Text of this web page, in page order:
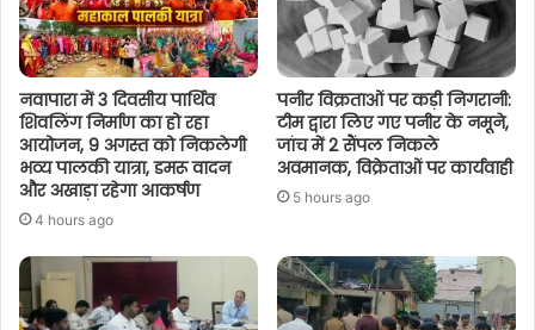
नवापारा में 3 दिवसीय पार्थिव
शिवलिंग निर्माण का हो रहा
आयोजन, 9 अगस्त को निकलेगी
भव्य पालकी यात्रा, डमरू वादन
और अखाड़ा रहेगा आकर्षण
4 hours ago
पनीर विक्रताओं पर कड़ी निगरानी:
टीम द्वारा लिए गए पनीर के नमूने,
जांच में 2 सैंपल निकले
अवमानक, विक्रेताओं पर कार्यवाही
5 hours ago